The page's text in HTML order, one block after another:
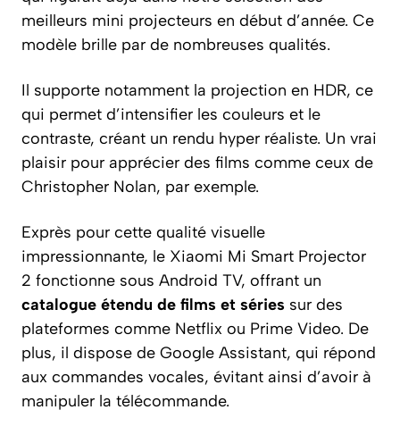
meilleurs mini projecteurs en début d’année. Ce
modèle brille par de nombreuses qualités.
Il supporte notamment la projection en HDR, ce
qui permet d’intensifier les couleurs et le
contraste, créant un rendu hyper réaliste. Un vrai
plaisir pour apprécier des films comme ceux de
Christopher Nolan, par exemple.
Exprès pour cette qualité visuelle
impressionnante, le Xiaomi Mi Smart Projector
2 fonctionne sous Android TV, offrant un
catalogue étendu de films et séries sur des
plateformes comme Netflix ou Prime Video. De
plus, il dispose de Google Assistant, qui répond
aux commandes vocales, évitant ainsi d’avoir à
manipuler la télécommande.